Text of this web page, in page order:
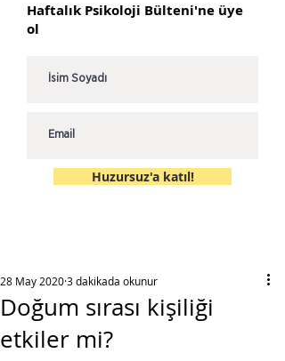
Haftalık Psikoloji Bülteni'ne üye
ol
Huzursuz'a katıl!
Doğum sırası kişiliği
etkiler mi?
28 May 20203 dakikada okunur